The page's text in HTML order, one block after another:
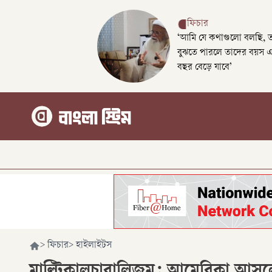
ফিচার
‘আমি যে কথাগুলো বলছি,
বুঝতে পারলে তাদের বয়স
বছর বেড়ে যাবে’
> ফিচার> হাইলাইটস